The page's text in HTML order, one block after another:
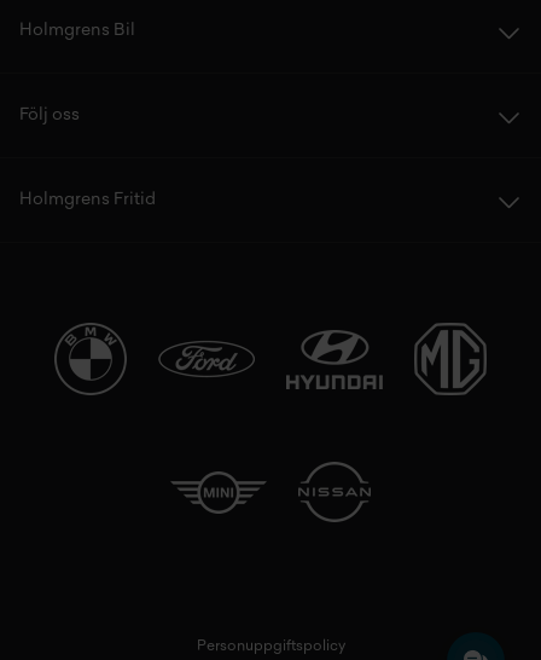
Holmgrens Bil
Följ oss
Holmgrens Fritid
Personuppgiftspolicy